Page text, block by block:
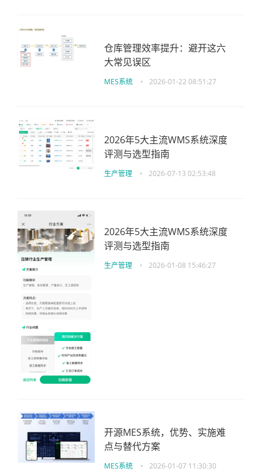
仓库管理效率提升：避开这六
大常见误区
MES系统 • 2026-01-22 08:51:27
2026年5大主流WMS系统深度
评测与选型指南
生产管理 • 2026-07-13 02:53:48
2026年5大主流WMS系统深度
评测与选型指南
生产管理 • 2026-01-08 15:46:27
开源MES系统，优势、实施难
点与替代方案
MES系统 • 2026-01-07 11:30:30